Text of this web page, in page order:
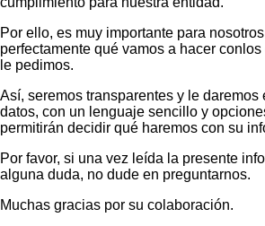
Por ello, es muy importante para
perfectamente qué vamos a hacer
le pedimos.
Así, seremos transparentes y le daremos
datos, con un lenguaje sencillo y
permitirán decidir qué haremos con su
Por favor, si una vez leída la presente
alguna duda, no dude en preguntarnos.
Muchas gracias por su colaboración.